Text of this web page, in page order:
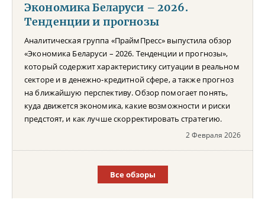
Экономика Беларуси – 2026.
Тенденции и прогнозы
Аналитическая группа «ПраймПресс» выпустила обзор
«Экономика Беларуси – 2026. Тенденции и прогнозы»,
который содержит характеристику ситуации в реальном
секторе и в денежно-кредитной сфере, а также прогноз
на ближайшую перспективу. Обзор помогает понять,
куда движется экономика, какие возможности и риски
предстоят, и как лучше скорректировать стратегию.
2 Февраля 2026
Все обзоры